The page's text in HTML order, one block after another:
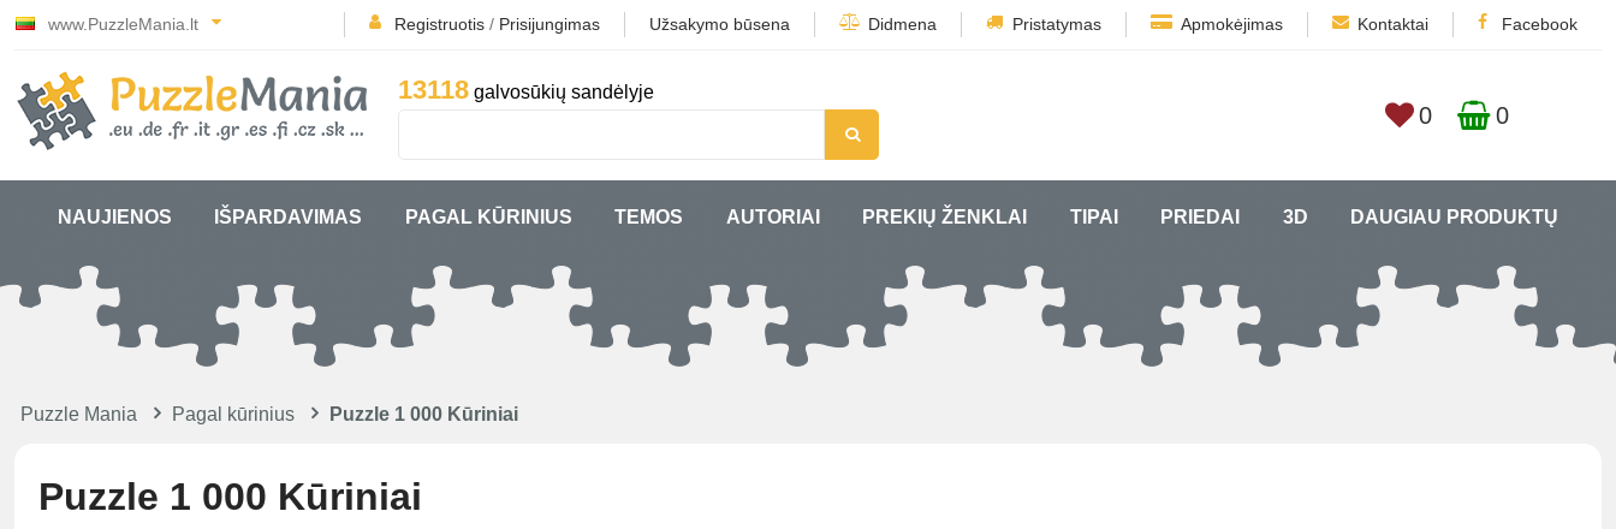
www.PuzzleMania.lt Registruotis / Prisijungimas Užsakymo būsena Didmena Pristatymas Apmokėjimas Kontaktai Facebook
13118 galvosūkių sandėlyje
0 0
NAUJIENOS IŠPARDAVIMAS PAGAL KŪRINIUS TEMOS AUTORIAI PREKIŲ ŽENKLAI TIPAI PRIEDAI 3D DAUGIAU PRODUKTŲ
Puzzle Mania Pagal kūrinius Puzzle 1 000 Kūriniai
Puzzle 1 000 Kūriniai